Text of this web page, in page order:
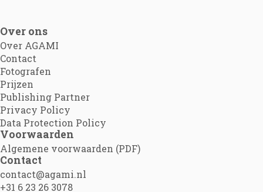
Over ons
Over AGAMI
Contact
Fotografen
Prijzen
Publishing Partner
Privacy Policy
Data Protection Policy
Voorwaarden
Algemene voorwaarden (PDF)
Contact
contact@agami.nl
+31 6 23 26 3078